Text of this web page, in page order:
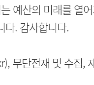
예산의 미래를 열
다. 감사합니다.
무단전재 및 수집,